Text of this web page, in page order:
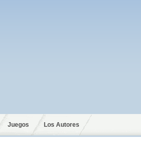
Juegos Los Autores